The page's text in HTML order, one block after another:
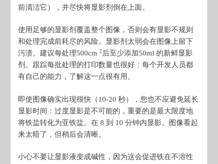
前清洁它），并尽快将显影剂倒在上面。
使用足够的显影剂覆盖整个图像，否则会有显影不规则
和处理完成前耗尽的风险。显影剂太弱会在图像上留下
污渍。建议每处理500cm2后至少添加50ml 的新鲜显影
剂。跟踪每批处理的打印数量也很好：每个开发人员都
有自己的能力，了解这一点很有用。
即使图像确实出现很快（10-20 秒），您也不应避免延长
显影时间：过度显影是不可能的，重要的是最大限度地
将铁盐转化为亚铁盐。在 8 到 10 分钟内显影。图像看起
来太暗了，但稍后会清晰。
小心不要让显影液变成碱性，因为这会促进铁在不溶性